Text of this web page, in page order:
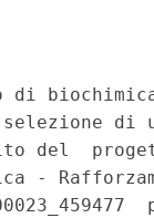
di
selezione
del
-